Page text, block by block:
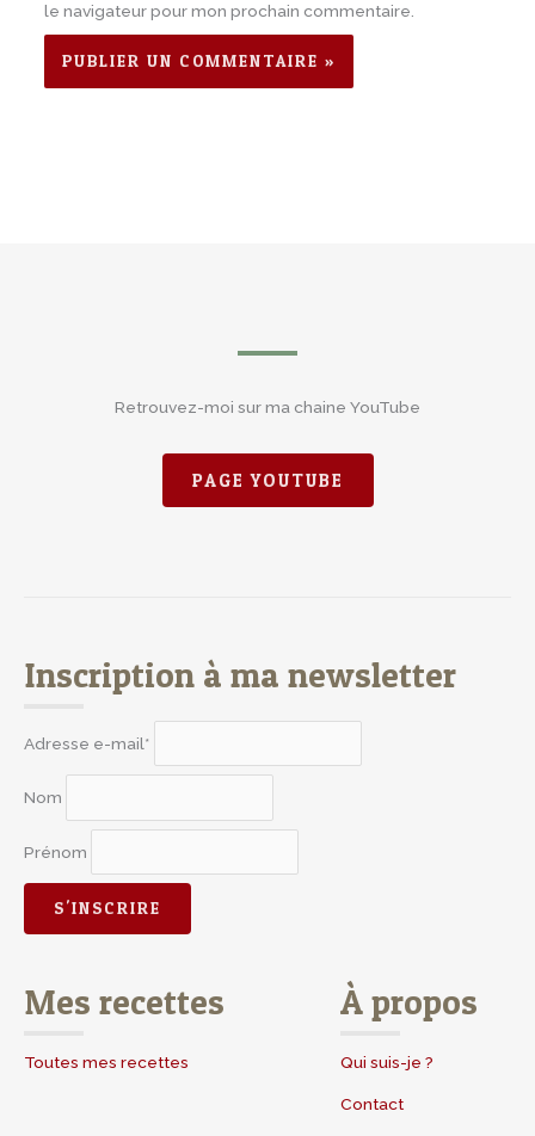
le navigateur pour mon prochain commentaire.
Retrouvez-moi sur ma chaine YouTube
PAGE YOUTUBE
Inscription à ma newsletter
Adresse e-mail*
Nom
Prénom
Mes recettes
Toutes mes recettes
À propos
Qui suis-je ?
Contact